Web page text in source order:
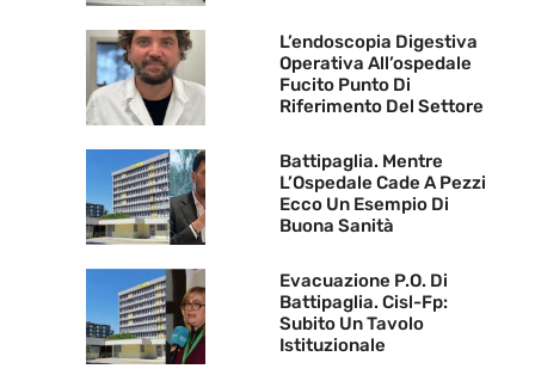
L’endoscopia Digestiva
Operativa All’ospedale
Fucito Punto Di
Riferimento Del Settore
Battipaglia. Mentre
L’Ospedale Cade A Pezzi
Ecco Un Esempio Di
Buona Sanità
Evacuazione P.O. Di
Battipaglia. Cisl-Fp:
Subito Un Tavolo
Istituzionale